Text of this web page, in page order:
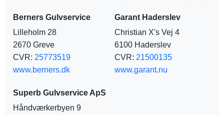
Berners Gulvservice
Lilleholm 28
2670 Greve
CVR: 25773519
www.berners.dk
Garant Haderslev
Christian X's Vej 4
6100 Haderslev
CVR: 21500135
www.garant.nu
Superb Gulvservice ApS
Håndværkerbyen 9